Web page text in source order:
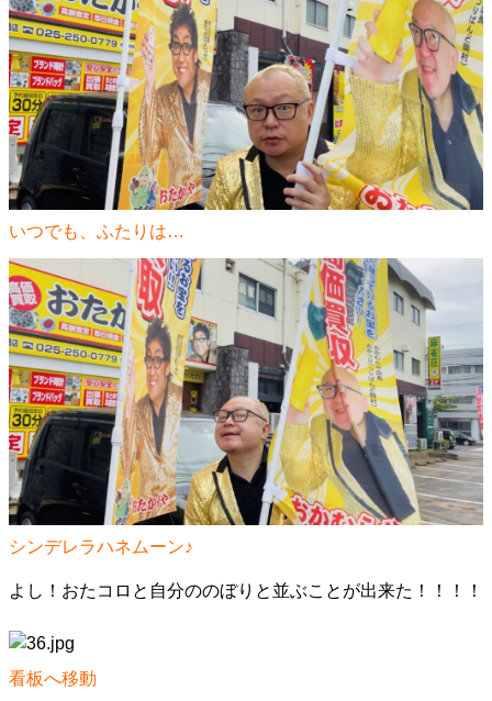
いつでも、ふたりは…
シンデレラハネムーン♪
よし！おたコロと自分ののぼりと並ぶことが出来た！！！！
看板へ移動